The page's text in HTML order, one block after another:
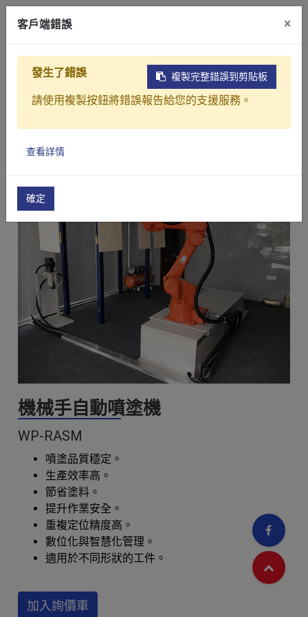
首頁 產品介紹 噴塗設備 液體自動塗裝線
機械手自動噴塗機
WP-RASM
噴塗品質穩定。
生產效率高。
節省塗料。
提升作業安全。
重複定位精度高。
數位化與智慧化管理。
適用於不同形狀的工件。
加入詢價車
客戶端錯誤 ×
複製完整錯誤到剪貼板
發生了錯誤
請使用複製按鈕將錯誤報告給您的支援服務。
查看詳情
確定